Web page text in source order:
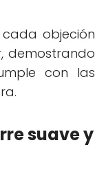
objeción
demostrando
con las
suave y